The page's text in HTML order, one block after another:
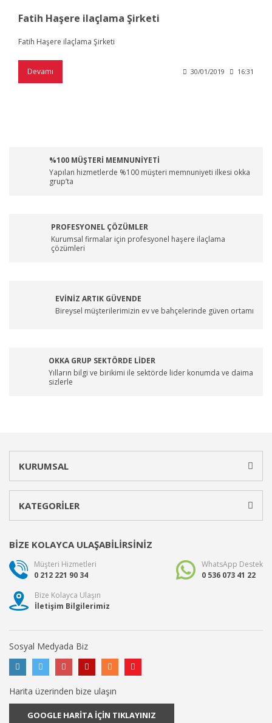
Fatih Haşere ilaçlama Şirketi
Fatih Haşere ilaçlama Şirketi
Devamı 30/01/2019 16:31
%100 MÜŞTERİ MEMNUNİYETİ
Yapılan hizmetlerde %100 müşteri memnuniyeti ilkesi okka
grup’ta
PROFESYONEL ÇÖZÜMLER
Kurumsal firmalar için profesyonel haşere ilaçlama
çözümleri
EVİNİZ ARTIK GÜVENDE
Bireysel müşterilerimizin ev ve bahçelerinde güven ortamı
OKKA GRUP SEKTÖRDE LİDER
Yılların bilgi ve birikimi ile sektörde lider konumda ve daima
sizlerle
KURUMSAL
KATEGORİLER
BİZE KOLAYCA ULAŞABİLİRSİNİZ
Müşteri Hizmetleri
0 212 221 90 34
WhatsApp Destek
0 536 073 41 22
Bize Kolayca Ulaşın
İletişim Bilgilerimiz
Sosyal Medyada Biz
Harita üzerinden bize ulaşın
GOOGLE HARİTA İÇİN TIKLAYINIZ